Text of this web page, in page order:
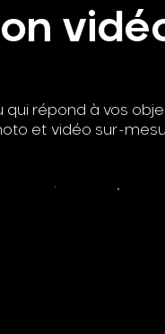
qui répond à vos
et vidéo sur-